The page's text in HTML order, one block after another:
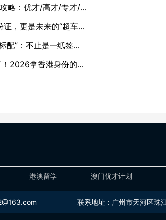
证通道
略：优才/高才/专才/
，更是未来的“超车
配”：不止是一纸签
资产
！2026拿香港身份的底
”
港澳留学 澳门优才计划
联系地址：广州市天河区珠